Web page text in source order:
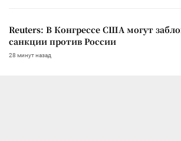
Reuters: В Конгрессе США могут
санкции против России
28 минут назад